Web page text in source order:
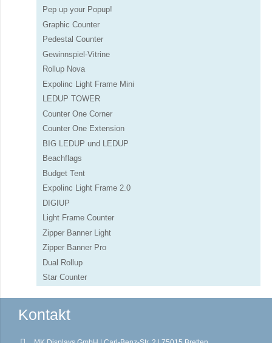
Pep up your Popup!
Graphic Counter
Pedestal Counter
Gewinnspiel-Vitrine
Rollup Nova
Expolinc Light Frame Mini
LEDUP TOWER
Counter One Corner
Counter One Extension
BIG LEDUP und LEDUP
Beachflags
Budget Tent
Expolinc Light Frame 2.0
DIGIUP
Light Frame Counter
Zipper Banner Light
Zipper Banner Pro
Dual Rollup
Star Counter
Kontakt